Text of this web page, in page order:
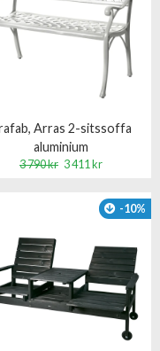
Arras 2-sitssoffa
aluminium
3 790 kr 3 411 kr
-10%